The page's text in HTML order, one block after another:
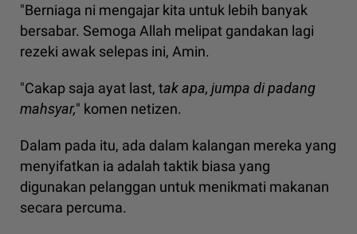
"Berniaga ni mengajar kita untuk lebih banyak
bersabar. Semoga Allah melipat gandakan lagi
rezeki awak selepas ini, Amin.
"Cakap saja ayat last, tak apa, jumpa di padang
mahsyar," komen netizen.
Dalam pada itu, ada dalam kalangan mereka yang
menyifatkan ia adalah taktik biasa yang
digunakan pelanggan untuk menikmati makanan
secara percuma.